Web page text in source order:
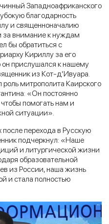
Западноафриканского
благодарность
и священноначалию
за внимание к нуждам
бы обратиться с
Кириллу за его
он прислушался к нашему
из Кот-д’Ивуара.
митрополита Каирского
«Он постоянно
помогать нам и
ситуации».
перехода в Русскую
подчеркнул: «Наше
и литургической жизни
образовательной
из России, наша жизнь
и стала полностью